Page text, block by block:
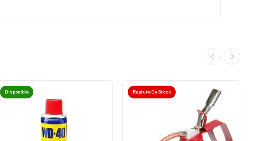
Disponible Rupture De Stock